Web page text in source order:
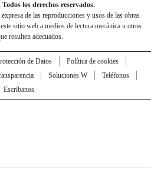
los derechos reservados.
de las reproducciones y usos de las obras
sitio web a medios de lectura mecánica u otros
resulten adecuados.
de Datos
Política de cookies
Soluciones W
Teléfonos
Escríbanos